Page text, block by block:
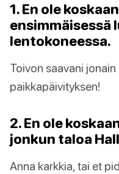
1. En ole
ensimmäisessä
lentokoneessa.
Toivon saavani
paikkapäivityksen!
2. En ole
jonkun taloa
Anna karkkia, tai et